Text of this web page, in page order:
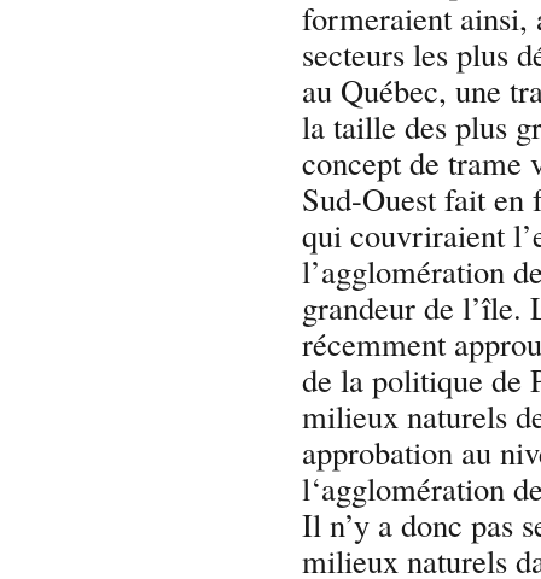
formeraient ainsi,
secteurs les plus
au Québec, une
la taille des plus
concept de trame
Sud-Ouest fait en
qui couvriraient
l’agglomération
grandeur de l’île.
récemment
de la politique de
milieux naturels
approbation au
l‘agglomération
Il n’y a donc pas
milieux naturels